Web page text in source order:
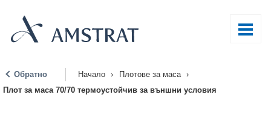
Обратно Начало › Плотове за маса
›
Плот за маса 70/70 термоустойчив за външни условия